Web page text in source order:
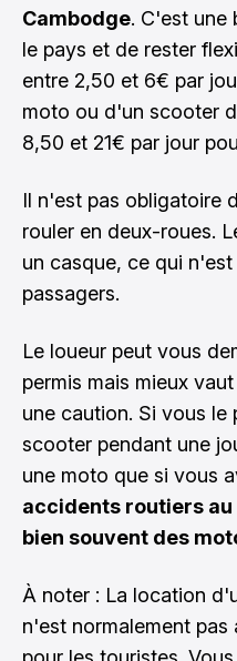
Cambodge. C'est une
le pays et de rester
entre 2,50 et 6€ par
moto ou d'un scooter
8,50 et 21€ par jour
Il n'est pas obligatoire
rouler en deux-roues.
un casque, ce qui
passagers.
Le loueur peut vous
permis mais mieux
une caution. Si vous
scooter pendant une
une moto que si vous
accidents routiers
bien souvent des
À noter : La location
n'est normalement pas